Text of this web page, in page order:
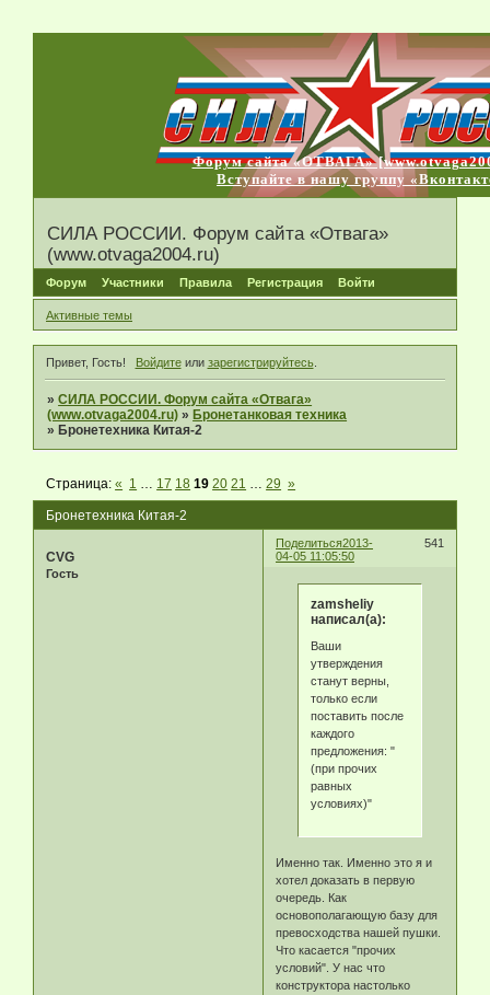
Форум сайта «ОТВАГА»
Вступайте в нашу группу
СИЛА РОССИИ. Форум сайта «Отвага»
(www.otvaga2004.ru)
Форум Участники Правила Регистрация Войти
Активные темы
Привет, Гость! Войдитеили зарегистрируйтесь.
»СИЛА РОССИИ. Форум сайта «Отвага»
(www.otvaga2004.ru) » Бронетанковая техника
» Бронетехника Китая-2
Бронетехника Китая-2
Страница:« 1 17 18 19 20 21 29 »
Поделиться 541
2013-
04-05 11:05:50
CVG
Гость
zamsheliy
написал(а):
Ваши
утверждения
станут верны,
только если
поставить после
каждого
предложения: "
(при прочих
равных
условиях)"
Именно так. Именно это я и
хотел доказать в первую
очередь. Как
основополагающую базу для
превосходства нашей пушки.
Что касается "прочих
условий". У нас что
конструктора настолько